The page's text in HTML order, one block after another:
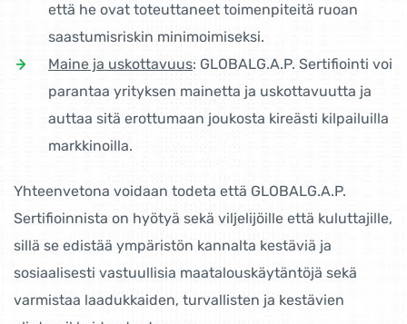
että he ovat toteuttaneet toimenpiteitä ruoan
saastumisriskin minimoimiseksi.
Maine ja uskottavuus: GLOBALG.A.P. Sertifiointi voi
parantaa yrityksen mainetta ja uskottavuutta ja
auttaa sitä erottumaan joukosta kireästi kilpailuilla
markkinoilla.
Yhteenvetona voidaan todeta että GLOBALG.A.P.
Sertifioinnista on hyötyä sekä viljelijöille että kuluttajille,
sillä se edistää ympäristön kannalta kestäviä ja
sosiaalisesti vastuullisia maatalouskäytäntöjä sekä
varmistaa laadukkaiden, turvallisten ja kestävien